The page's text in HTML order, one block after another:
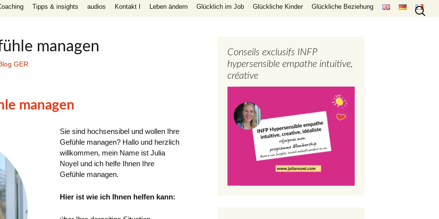
Tipps & insights
audios Kontakt I Leben ändern Glücklich im Job Glückliche Kinder Glückliche Beziehung
Search
for:
managen
GER
managen
Sie sind hochsensibel und wollen Ihre
Gefühle managen? Hallo und herzlich
willkommen, mein Name ist Julia
Noyel und ich helfe Ihnen Ihre
Gefühle managen.
Hier ist wie ich Ihnen helfen kann:
Conseils exclusifs INFP
hypersensible empathe intuitive,
créative